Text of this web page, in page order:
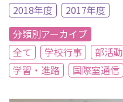
2018年度
2017年度
分類別アーカイブ
全て
学校行事 部活動
学習・進路
国際室通信